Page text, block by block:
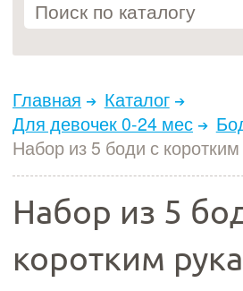
Главная
Каталог
Для девочек 0-24 мес
Набор из 5 боди с
Набор из 5
коротким